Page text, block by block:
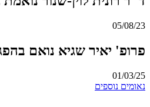
05/08/23
פרופ' יאיר שגיא נואם
01/03/25
נאומים נוספים